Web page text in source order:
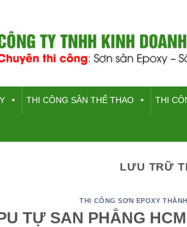
THI CÔNG SÂN THỂ THAO THI
LƯU TRỮ
THI CÔNG SƠN EPOXY
TỰ SAN PHẲNG